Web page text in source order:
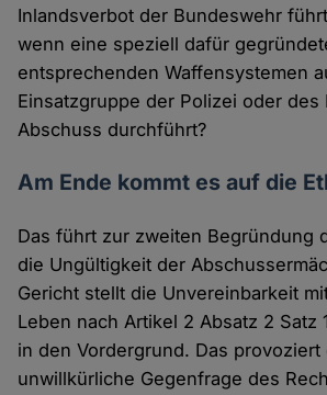
Inlandsverbot der Bundeswehr
wenn eine speziell dafür
entsprechenden Waffensystemen
Einsatzgruppe der Polizei oder des
Abschuss durchführt?
Am Ende kommt es auf die
Das führt zur zweiten Begründung
die Ungültigkeit der
Gericht stellt die Unvereinbarkeit
Leben nach Artikel 2 Absatz 2 Satz
in den Vordergrund. Das provoziert
unwillkürliche Gegenfrage des